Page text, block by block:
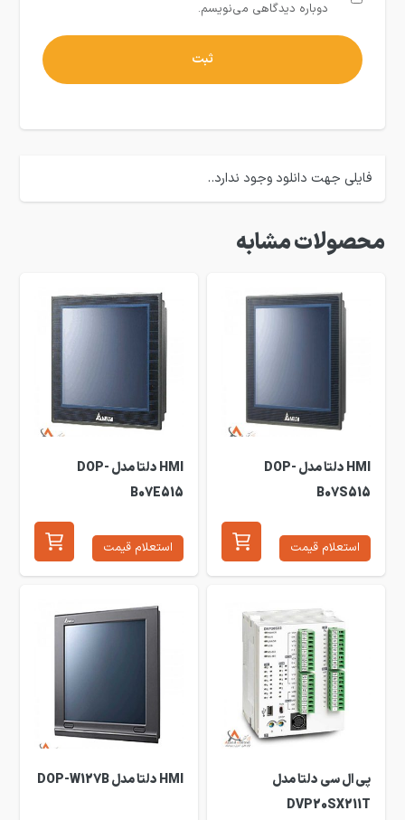
دوباره دیدگاهی می‌نویسم.
فایلی جهت دانلود وجود ندارد..
محصولات مشابه
HMI دلتا مدل DOP-
B07S515
استعلام قیمت
HMI دلتا مدل DOP-
B07E515
استعلام قیمت
پی ال سی دلتا مدل
DVP20SX211T
HMI دلتا مدل DOP-W127B